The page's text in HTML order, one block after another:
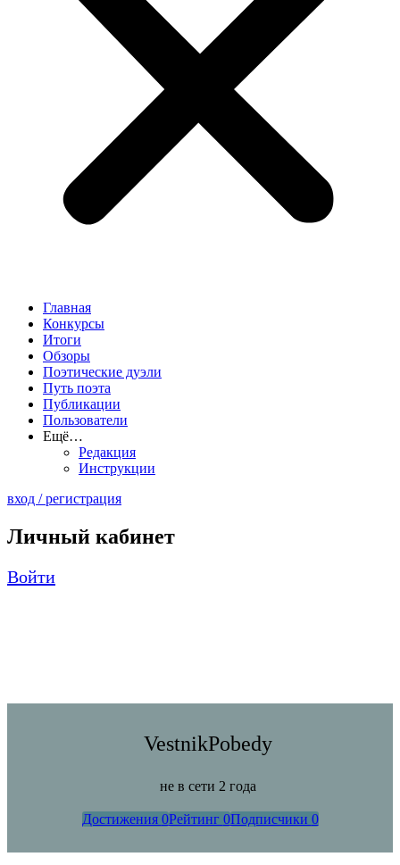
Главная
Конкурсы
Итоги
Обзоры
Поэтические дуэли
Путь поэта
Публикации
Пользователи
Ещё…
Редакция
Инструкции
вход / регистрация
Личный кабинет
Войти
VestnikPobedy
не в сети 2 года
Достижения 0Рейтинг 0Подписчики 0